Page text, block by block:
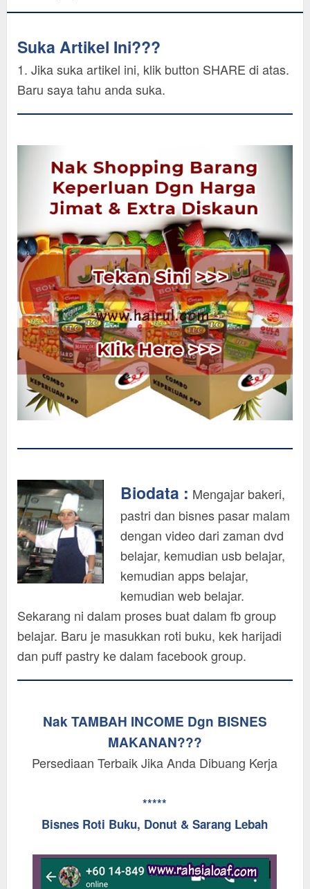
Suka Artikel Ini???
1. Jika suka artikel ini, klik button SHARE di atas.
Baru saya tahu anda suka.
Biodata : Mengajar bakeri,
pastri dan bisnes pasar malam
dengan video dari zaman dvd
belajar, kemudian usb belajar,
kemudian apps belajar,
kemudian web belajar.
Sekarang ni dalam proses buat dalam fb group
belajar. Baru je masukkan roti buku, kek harijadi
dan puff pastry ke dalam facebook group.
Nak TAMBAH INCOME Dgn BISNES
MAKANAN???
Persediaan Terbaik Jika Anda Dibuang Kerja
*****
Bisnes Roti Buku, Donut & Sarang Lebah